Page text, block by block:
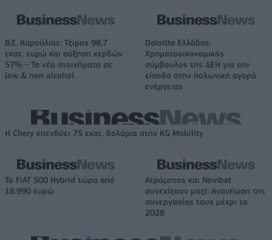
Β.Σ. Καρούλιας: Τζίρος 98,7
εκατ. ευρώ και αύξηση κερδών
57% - Τα νέα στοιχήματα σε
low & non alcohol
Deloitte Ελλάδος:
Χρηματοοικονομικός
σύμβουλος της ΔΕΗ για την
είσοδο στην πολωνική αγορά
ενέργειας
Η Chery επενδύει 75 εκατ. δολάρια στην KG Mobility
Το FIAT 500 Hybrid τώρα από
18.990 ευρώ
Ατρόμητος και Novibet
συνεχίζουν μαζί: Ανανέωση της
συνεργασίας τους μέχρι το
2028